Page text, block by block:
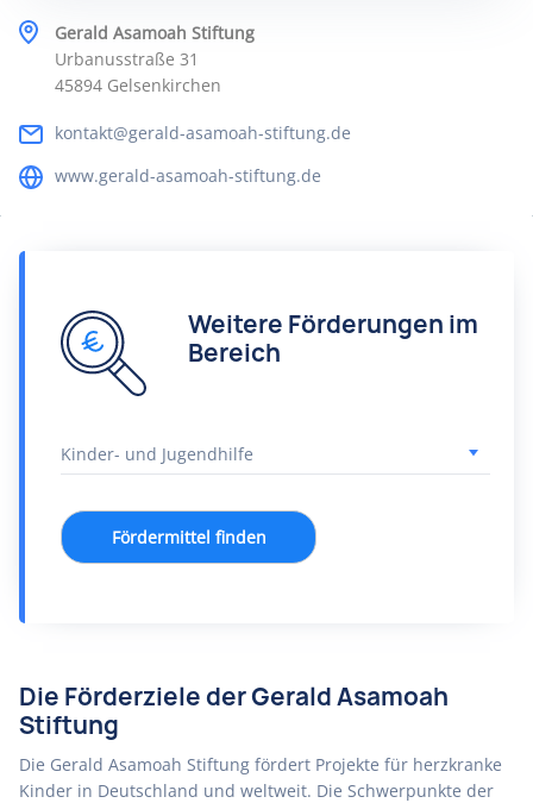
Gerald Asamoah Stiftung
Urbanusstraße 31
45894 Gelsenkirchen
kontakt@gerald-asamoah-stiftung.de
www.gerald-asamoah-stiftung.de
Weitere Förderungen im
Bereich
Fördermittel finden
Die Förderziele der Gerald Asamoah
Stiftung
Die Gerald Asamoah Stiftung fördert Projekte für herzkranke
Kinder in Deutschland und weltweit. Die Schwerpunkte der